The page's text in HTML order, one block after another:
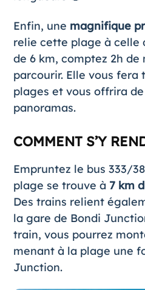
Enfin, une magnifique
relie cette plage à celle
de 6 km, comptez 2h de
parcourir. Elle vous fera
plages et vous offrira
panoramas.
COMMENT S’Y
Empruntez le bus 333/
plage se trouve à 7 km
Des trains relient
la gare de Bondi
train, vous pourrez
menant à la plage une
Junction.